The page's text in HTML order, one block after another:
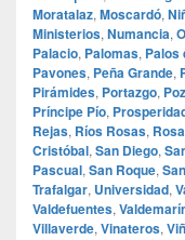
Moratalaz, Moscardó,
Ministerios, Numancia,
Palacio, Palomas, Palos
Pavones, Peña Grande,
Pirámides, Portazgo,
Príncipe Pío,
Rejas, Ríos Rosas,
Cristóbal, San Diego,
Pascual, San Roque,
Trafalgar, Universidad,
Valdefuentes,
Villaverde, Vinateros,